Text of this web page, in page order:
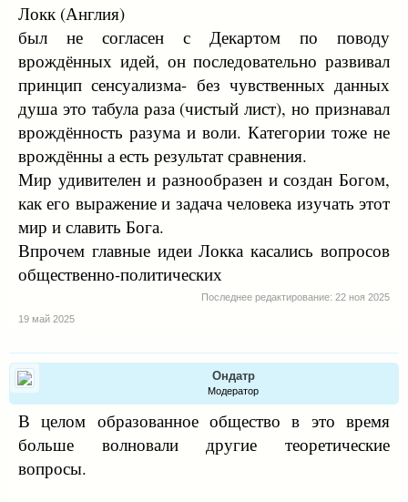
Локк (Англия)
был не согласен с Декартом по поводу
врождённых идей, он последовательно развивал
принцип сенсуализма- без чувственных данных
душа это табула раза (чистый лист), но признавал
врождённость разума и воли. Категории тоже не
врождённы а есть результат сравнения.
Мир удивителен и разнообразен и создан Богом,
как его выражение и задача человека изучать этот
мир и славить Бога.
Впрочем главные идеи Локка касались вопросов
общественно-политических
Последнее редактирование: 22 ноя 2025
19 май 2025
Ондатр
Модератор
В целом образованное общество в это время
больше волновали другие теоретические
вопросы.